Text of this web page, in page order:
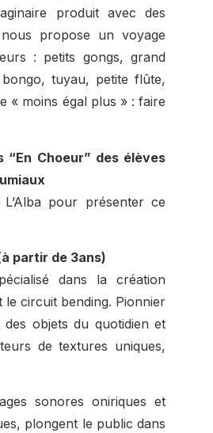
produit avec des
propose un voyage
: petits gongs, grand
tuyau, petite flûte,
« moins égal plus » : faire
“En Choeur” des élèves
pour présenter ce
partir de 3ans)
dans la création
le circuit bending. Pionnier
objets du quotidien et
de textures uniques,
sonores oniriques et
plongent le public dans